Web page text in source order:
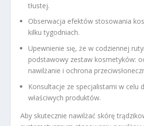
tłustej.
Obserwacja efektów stosowania
kilku tygodniach.
Upewnienie się, że w codziennej
podstawowy zestaw kosmetyków:
nawilżanie i ochrona
Konsultacje ze specjalistami w celu
właściwych produktów.
Aby skutecznie nawilżać skórę